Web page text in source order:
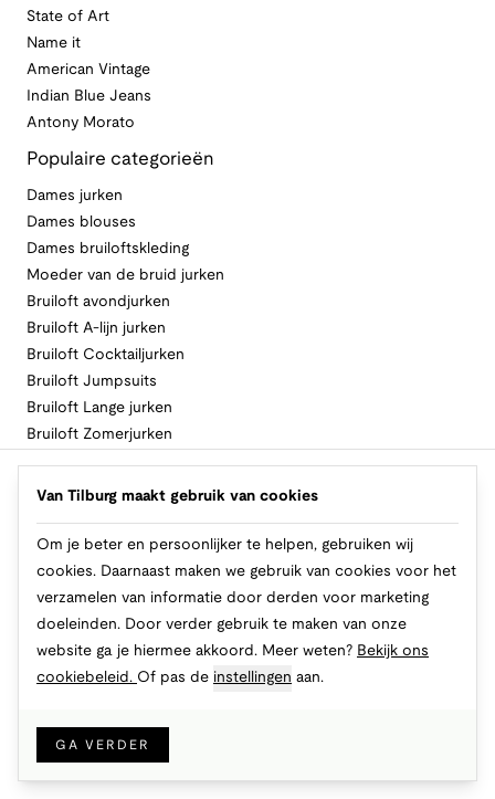
State of Art
Name it
American Vintage
Indian Blue Jeans
Antony Morato
Populaire categorieën
Dames jurken
Dames blouses
Dames bruiloftskleding
Moeder van de bruid jurken
Bruiloft avondjurken
Bruiloft A-lijn jurken
Bruiloft Cocktailjurken
Bruiloft Jumpsuits
Bruiloft Lange jurken
Bruiloft Zomerjurken
Volg Van Tilburg
Cookies
Van Tilburg maakt gebruik van cookies
Om je beter en persoonlijker te helpen, gebruiken wij
cookies. Daarnaast maken we gebruik van cookies voor het
verzamelen van informatie door derden voor marketing
doeleinden. Door verder gebruik te maken van onze
website ga je hiermee akkoord. Meer weten? Bekijk ons
cookiebeleid. Of pas de instellingen aan.
GA VERDER